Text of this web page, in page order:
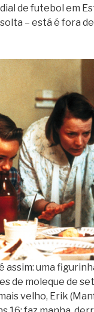
de futebol em
– está é fora
assim: uma
de moleque de
velho, Erik